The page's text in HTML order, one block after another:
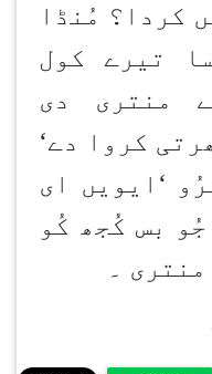
کردا؟ مُنڈا
تیرے کول
منتری دی
کروا دے‘
‘ ایویں ای
بس کُجھ کُو
۔